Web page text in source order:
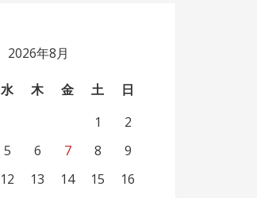
2026年8月
水 木 金 土 日
1
2
5 6 7 8
9
12 13 14 15
16